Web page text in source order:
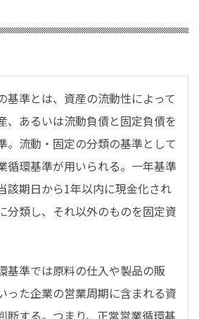
基準とは、資産の流動性によって
、あるいは流動負債と固定負債を
。流動・固定の分類の基準として
循環基準が用いられる。一年基準
該期日から1年以内に現金化され
分類し、それ以外のものを固定資
基準では原料の仕入や製品の販
った企業の営業周期に含まれる資
断する。つまり、正常営業循環基